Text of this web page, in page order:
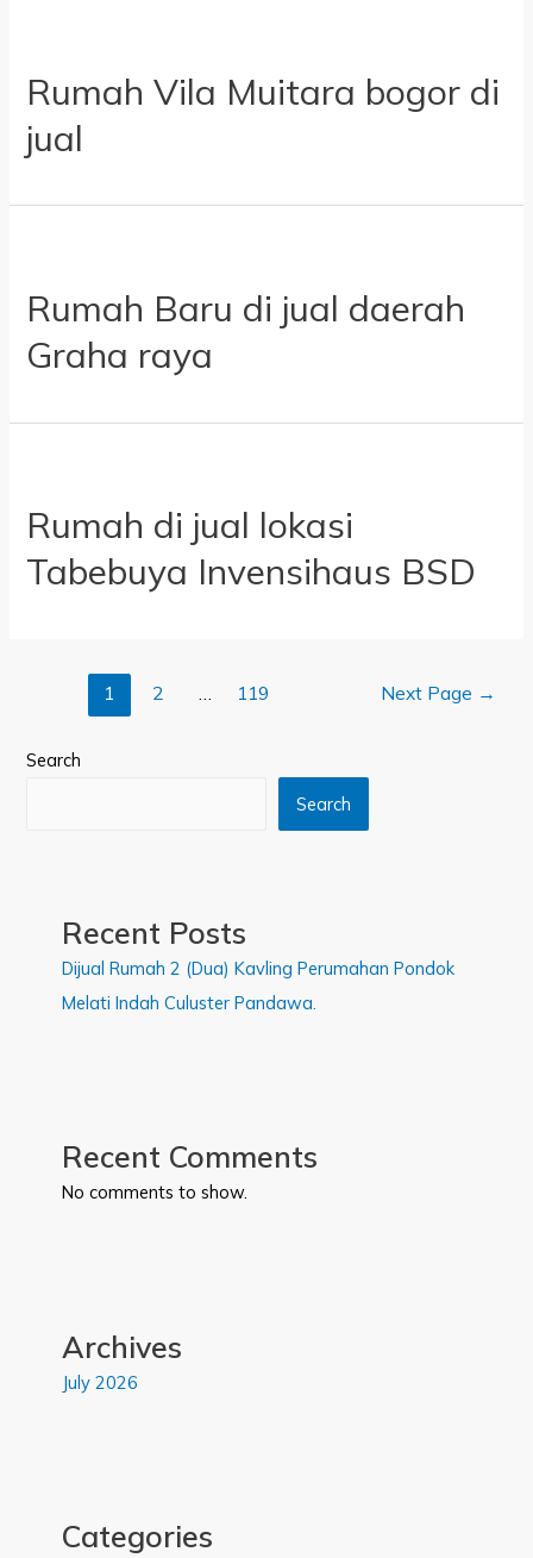
Rumah Vila Muitara bogor di
jual
Rumah Baru di jual daerah
Graha raya
Rumah di jual lokasi
Tabebuya Invensihaus BSD
1 2 … 119 Next Page →
Search
Search
Recent Posts
Dijual Rumah 2 (Dua) Kavling Perumahan Pondok
Melati Indah Culuster Pandawa.
Recent Comments
No comments to show.
Archives
July 2026
Categories